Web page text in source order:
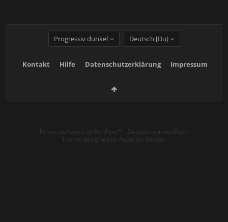
Progressiv dunkel Deutsch [Du]
Kontakt Hilfe Datenschutzerklärung Impressum
Forum software by XenForo™ - Deutsch von xenDach
Theme designed by Audentio Design.